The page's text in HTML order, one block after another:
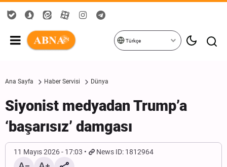
Türkçe
Ana Sayfa Haber Servisi Dünya
Siyonist medyadan Trump’a
‘başarısız’ damgası
11 Mayıs 2026 - 17:03 News ID: 1812964